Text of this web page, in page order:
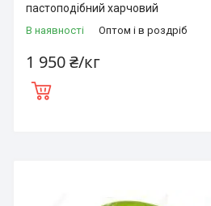
пастоподібний харчовий
В наявності Оптом і в роздріб
1 950 ₴/кг